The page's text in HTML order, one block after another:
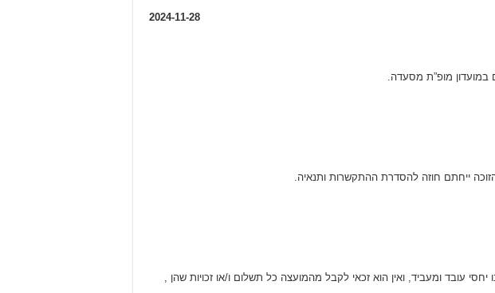
2024-11-28
מופ”ת מסעדה.
עובד ומעביד, ואין הוא זכאי לקבל מהמועצה כל תשלום ו/או זכויות שהן ,